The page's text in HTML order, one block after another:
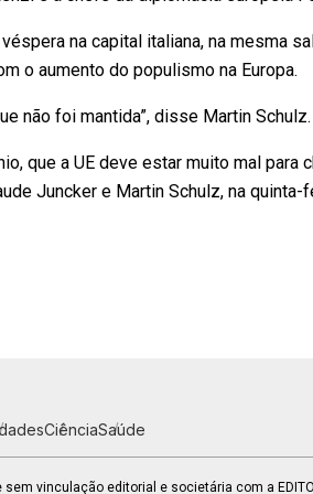
na capital italiana, na mesma
o aumento do populismo na Europa.
não foi mantida”, disse Martin Schulz.
que a UE deve estar muito mal para
Juncker e Martin Schulz, na quinta-
CiênciaSaúde
vinculação editorial e societária com a